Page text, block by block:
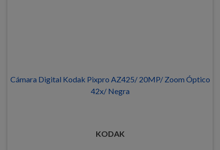
Cámara Digital Kodak Pixpro AZ425/ 20MP/ Zoom Óptico
42x/ Negra
KODAK